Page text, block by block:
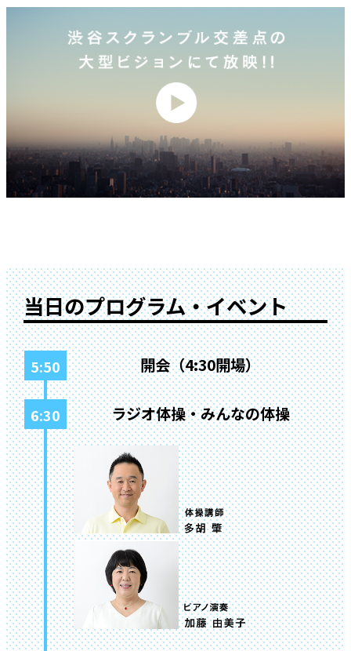
当日のプログラム・イベント
5:50 開会（4:30開場）
6:30 ラジオ体操・みんなの体操